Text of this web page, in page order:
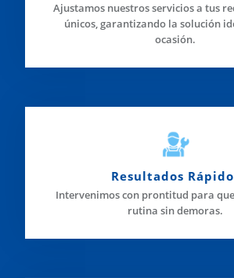
Ajustamos nuestros servicios a tus
únicos, garantizando la solución
ocasión.
Resultados
Intervenimos con prontitud para
rutina sin demoras.